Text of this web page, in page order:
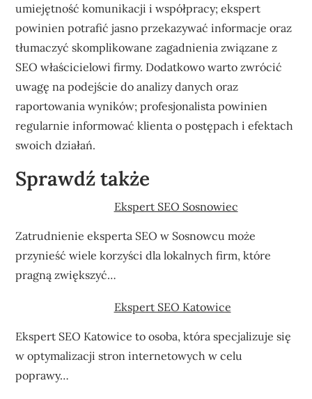
umiejętność komunikacji i współpracy; ekspert
powinien potrafić jasno przekazywać informacje oraz
tłumaczyć skomplikowane zagadnienia związane z
SEO właścicielowi firmy. Dodatkowo warto zwrócić
uwagę na podejście do analizy danych oraz
raportowania wyników; profesjonalista powinien
regularnie informować klienta o postępach i efektach
swoich działań.
Sprawdź także
Ekspert SEO Sosnowiec
Zatrudnienie eksperta SEO w Sosnowcu może
przynieść wiele korzyści dla lokalnych firm, które
pragną zwiększyć…
Ekspert SEO Katowice
Ekspert SEO Katowice to osoba, która specjalizuje się
w optymalizacji stron internetowych w celu
poprawy…